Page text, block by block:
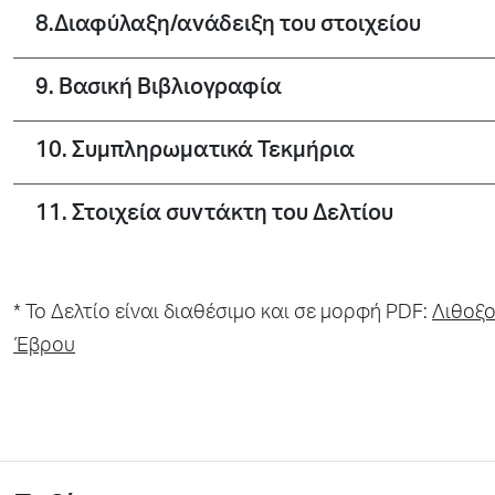
8.Διαφύλαξη/ανάδειξη του στοιχείου
9. Βασική Βιβλιογραφία
10. Συμπληρωματικά Τεκμήρια
11. Στοιχεία συντάκτη του Δελτίου
* To Δελτίο είναι διαθέσιμο και σε μορφή PDF:
Έβρου